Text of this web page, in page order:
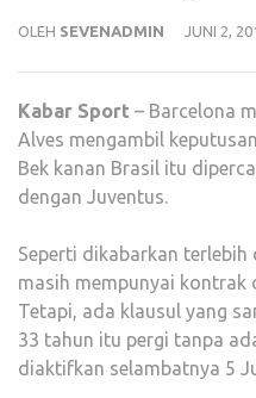
OLEH SEVENADMIN JUNI 2,
Kabar Sport – Barcelona
Alves mengambil
Bek kanan Brasil itu
dengan Juventus.
Seperti dikabarkan terlebih
masih mempunyai kontrak
Tetapi, ada klausul yang
33 tahun itu pergi tanpa
diaktifkan selambatnya 5